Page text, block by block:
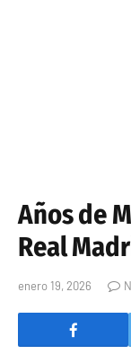
Años de
Real
enero 19, 2026